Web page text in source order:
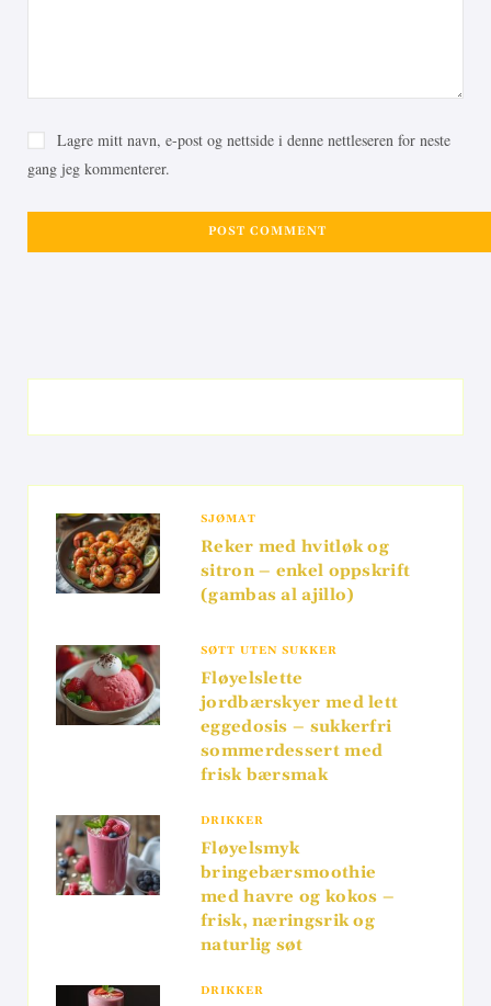
Lagre mitt navn, e-post og nettside i denne nettleseren for neste
gang jeg kommenterer.
SJØMAT
Reker med hvitløk og
sitron – enkel oppskrift
(gambas al ajillo)
SØTT UTEN SUKKER
Fløyelslette
jordbærskyer med lett
eggedosis – sukkerfri
sommerdessert med
frisk bærsmak
DRIKKER
Fløyelsmyk
bringebærsmoothie
med havre og kokos –
frisk, næringsrik og
naturlig søt
DRIKKER